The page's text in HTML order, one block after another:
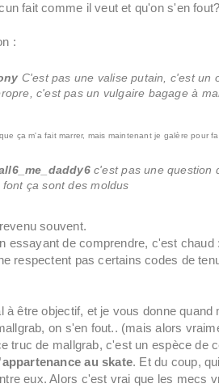
fait comme il veut et qu'on s'en fout?
:
C'est pas une valise putain, c'est un
c'est pas un vulgaire bagage à
ça m'a fait marrer, mais maintenant je galère pour
c'est pas une question
ça sont des moldus
souvent.
essayant de comprendre, c'est
respectent pas certains codes de
à être objectif, et je vous donne
on s'en fout.. (mais alors
truc de mallgrab, c'est un espèce de
au skate. Et du coup,
eux. Alors c'est vrai que les mecs